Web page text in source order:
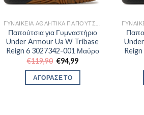
Παπούτσια για Γυμναστήριο
Under Armour Ua W Tribase
Reign 6 3027342-001 Μαύρο
€119,90 Original
price
was:
€119,90.
€94,99Η
ΑΓΟΡΑΣΕ ΤΟ